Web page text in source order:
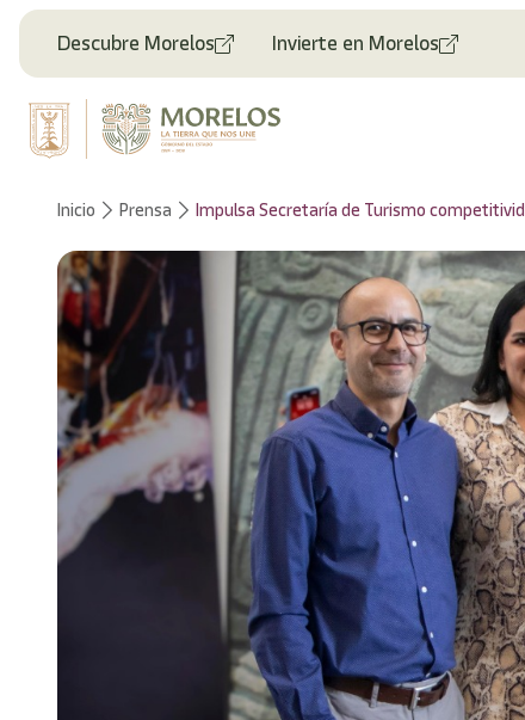
Descubre Morelos Invierte en Morelos
Inicio Prensa Impulsa Secretaría de Turismo